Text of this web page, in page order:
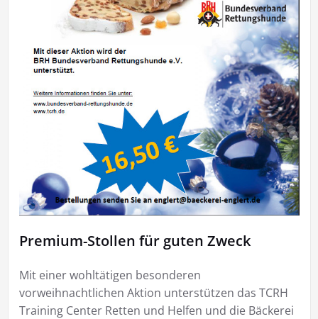
Premium-Stollen für guten Zweck
Mit einer wohltätigen besonderen
vorweihnachtlichen Aktion unterstützen das TCRH
Training Center Retten und Helfen und die Bäckerei